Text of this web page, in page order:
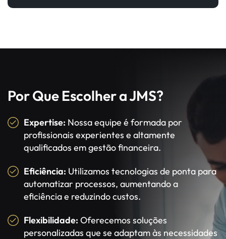
Por Que Escolher a JMS?
Expertise: Nossa equipe é formada por
profissionais experientes e altamente
qualificados em gestão financeira.
Eficiência: Utilizamos tecnologias de ponta para
automatizar processos, aumentando a
eficiência e reduzindo custos.
Flexibilidade: Oferecemos soluções
personalizadas que se adaptam às necessidades